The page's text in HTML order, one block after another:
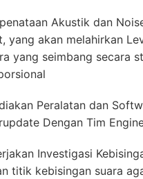
Akustik dan
yang akan melahirkan
yang seimbang secara
Peralatan dan
Dengan Tim
Investigasi
titik kebisingan suara